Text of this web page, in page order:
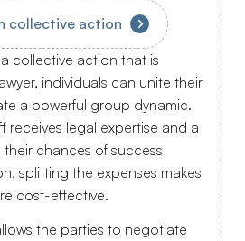
collective action
collective action that is
individuals can unite their
a powerful group dynamic.
receives legal expertise and a
chances of success
splitting the expenses makes
cost-effective.
the parties to negotiate